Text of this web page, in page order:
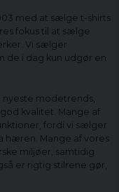
med at sælge t-shirts
fokus til at sælge
Vi sælger
de i dag kun udgør en
modetrends,
kvalitet. Mange af
fordi vi sælger
hæren. Mange af vores
miljøer, samtidig
er rigtig stilrene gør,